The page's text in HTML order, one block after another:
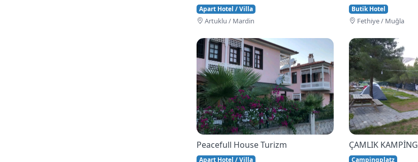
Apart Hotel / Villa
Artuklu / Mardin
Butik Hotel
Fethi̇ye / Muğla
Peacefull House Turizm
Apart Hotel / Villa
ÇAMLIK KAMPİNG
Campingplatz